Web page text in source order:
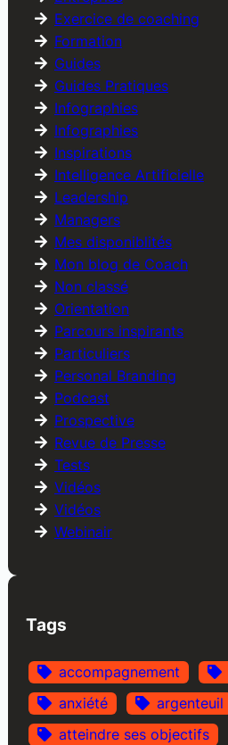
Exercice de coaching
Formation
Guides
Guides Pratiques
Infographies
Infographies
Inspirations
Intelligence Artificielle
Leadership
Managers
Mes disponiblités
Mon blog de Coach
Non classé
Orientation
Parcours inspirants
Particuliers
Personal Branding
Podcast
Prospective
Revue de Presse
Tests
Vidéos
Vidéos
Webinair
Tags
accompagnement
anxiété
argenteuil
atteindre ses objectifs